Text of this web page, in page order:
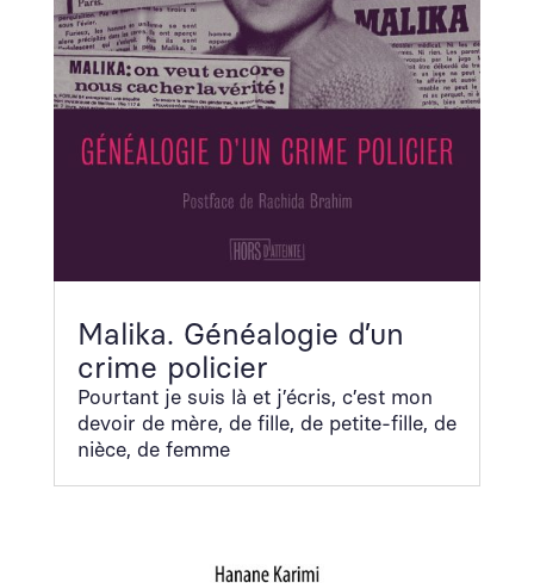
Malika. Généalogie d’un
crime policier
Pour­tant je suis là et j’écris, c’est mon
devoir de mère, de fille, de petite-fille, de
nièce, de femme